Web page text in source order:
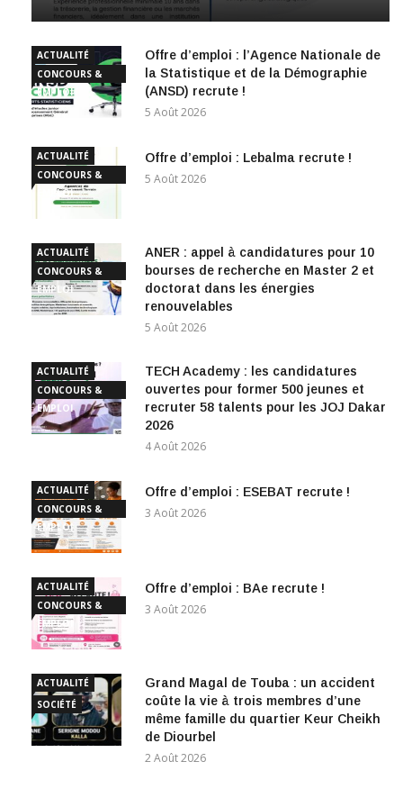
ACTUALITÉ
CONCOURS &
EMPLOI
Offre d’emploi : l’Agence Nationale de
la Statistique et de la Démographie
(ANSD) recrute !
5 Août 2026
ACTUALITÉ
CONCOURS &
EMPLOI
Offre d’emploi : Lebalma recrute !
5 Août 2026
ACTUALITÉ
CONCOURS &
EMPLOI
ANER : appel à candidatures pour 10
bourses de recherche en Master 2 et
doctorat dans les énergies
renouvelables
5 Août 2026
ACTUALITÉ
CONCOURS &
EMPLOI
TECH Academy : les candidatures
ouvertes pour former 500 jeunes et
recruter 58 talents pour les JOJ Dakar
2026
4 Août 2026
ACTUALITÉ
CONCOURS &
EMPLOI
Offre d’emploi : ESEBAT recrute !
3 Août 2026
ACTUALITÉ
CONCOURS &
EMPLOI
Offre d’emploi : BAe recrute !
3 Août 2026
ACTUALITÉ
SOCIÉTÉ
Grand Magal de Touba : un accident
coûte la vie à trois membres d’une
même famille du quartier Keur Cheikh
de Diourbel
2 Août 2026